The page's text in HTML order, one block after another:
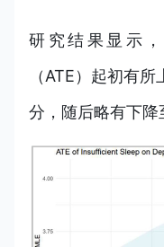
研究结果显示
（ATE）起初有
分，随后略有下降